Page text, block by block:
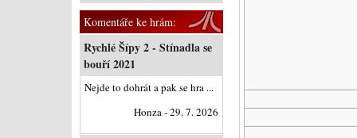
Komentáře ke hrám:
Rychlé Šípy 2 - Stínadla se
bouří 2021
Nejde to dohrát a pak se hra ...
Honza - 29. 7. 2026